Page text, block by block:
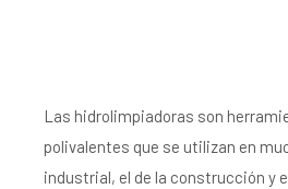
Las hidrolimpiadoras son
polivalentes que se utilizan en
industrial, el de la construcción y